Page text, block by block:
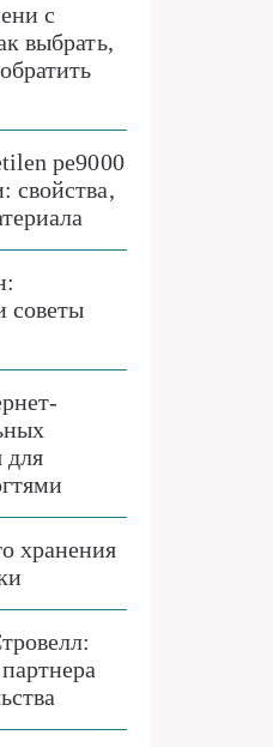
с
выбрать,
pe9000
свойства,
советы
для
хранения